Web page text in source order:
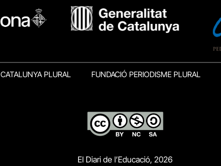
CATALUNYA PLURAL FUNDACIÓ PERIODISME PLURAL
El Diari de l’Educació, 2026